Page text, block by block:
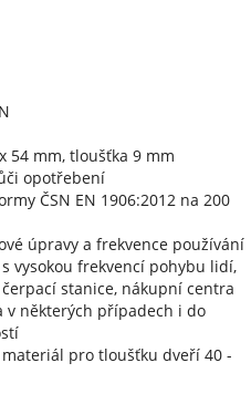
54 mm, tloušťka 9 mm
opotřebení
ČSN EN 1906:2012 na 200
úpravy a frekvence používání
vysokou frekvencí pohybu lidí,
stanice, nákupní centra
v některých případech i do
pro tloušťku dveří 40 -